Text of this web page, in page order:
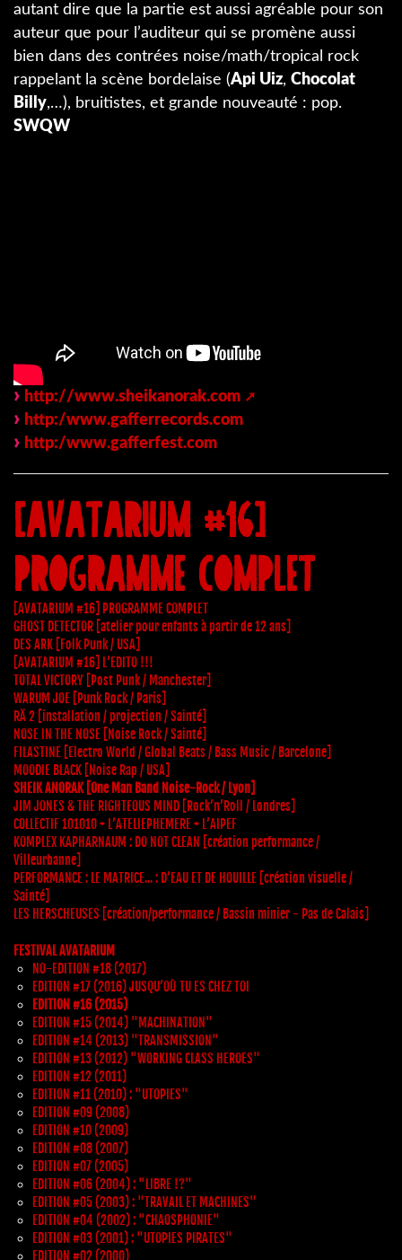
autant dire que la partie est aussi agréable pour son
auteur que pour l’auditeur qui se promène aussi
bien dans des contrées noise/math/tropical rock
rappelant la scène bordelaise (Api Uiz, Chocolat
Billy,…), bruitistes, et grande nouveauté : pop.
SWQW
http://www.sheikanorak.com
http:/www.gafferrecords.com
http:/www.gafferfest.com
[AVATARIUM #16]
PROGRAMME COMPLET
[AVATARIUM #16] PROGRAMME COMPLET
GHOST DETECTOR [atelier pour enfants à partir de 12 ans]
DES ARK [Folk Punk / USA]
[AVATARIUM #16] L’EDITO !!!
TOTAL VICTORY [Post Punk / Manchester]
WARUM JOE [Punk Rock / Paris]
RÄ 2 [installation / projection / Sainté]
NOSE IN THE NOSE [Noise Rock / Sainté]
FILASTINE [Electro World / Global Beats / Bass Music / Barcelone]
MOODIE BLACK [Noise Rap / USA]
SHEIK ANORAK [One Man Band Noise-Rock / Lyon]
JIM JONES & THE RIGHTEOUS MIND [Rock’n’Roll / Londres]
COLLECTIF 101010 + L’ATELIEPHEMERE + L’AIPEF
KOMPLEX KAPHARNAUM : DO NOT CLEAN [création performance /
Villeurbanne]
PERFORMANCE : LE MATRICE... : D’EAU ET DE HOUILLE [création visuelle /
Sainté]
LES HERSCHEUSES [création/performance / Bassin minier - Pas de Calais]
FESTIVAL AVATARIUM
NO-EDITION #18 (2017)
EDITION #17 (2016) JUSQU’OÙ TU ES CHEZ TOI
EDITION #16 (2015)
EDITION #15 (2014) "MACHINATION"
EDITION #14 (2013) "TRANSMISSION"
EDITION #13 (2012) "WORKING CLASS HEROES"
EDITION #12 (2011)
EDITION #11 (2010) : "UTOPIES"
EDITION #09 (2008)
EDITION #10 (2009)
EDITION #08 (2007)
EDITION #07 (2005)
EDITION #06 (2004) : "LIBRE !?"
EDITION #05 (2003) : "TRAVAIL ET MACHINES"
EDITION #04 (2002) : "CHAOSPHONIE"
EDITION #03 (2001) : "UTOPIES PIRATES"
EDITION #02 (2000)